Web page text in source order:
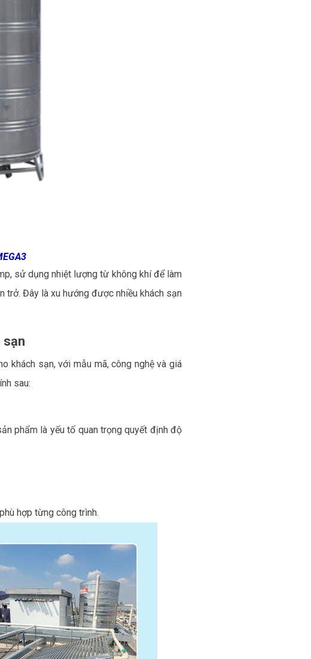
sử dụng nhiệt lượng từ không khí để làm
trở. Đây là xu hướng được nhiều khách sạn
sạn
khách sạn, với mẫu mã, công nghệ và giá
sau:
phẩm là yếu tố quan trọng quyết định độ
hợp từng công trình.